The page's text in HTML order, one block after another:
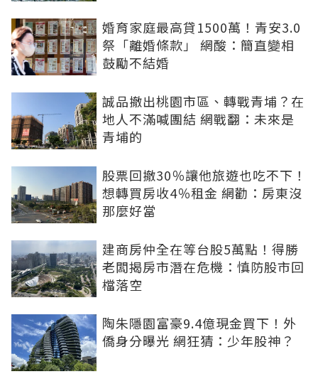
婚育家庭最高貸1500萬！青安3.0
祭「離婚條款」 網酸：簡直變相
鼓勵不結婚
誠品撤出桃園市區、轉戰青埔？在
地人不滿喊團結 網戰翻：未來是
青埔的
股票回撤30％讓他旅遊也吃不下！
想轉買房收4％租金 網勸：房東沒
那麼好當
建商房仲全在等台股5萬點！得勝
老闆揭房市潛在危機：慎防股市回
檔落空
陶朱隱園富豪9.4億現金買下！外
僑身分曝光 網狂猜：少年股神？